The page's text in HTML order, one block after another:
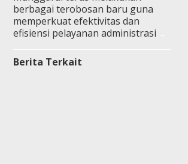
berbagai terobosan baru guna
memperkuat efektivitas dan
efisiensi pelayanan administrasi
Berita Terkait